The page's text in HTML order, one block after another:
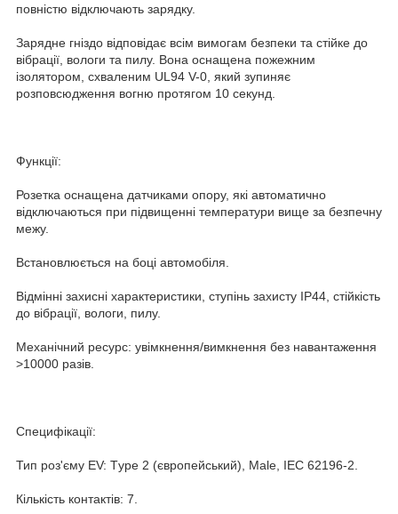
повністю відключають зарядку.
Зарядне гніздо відповідає всім вимогам безпеки та стійке до
вібрації, вологи та пилу. Вона оснащена пожежним
ізолятором, схваленим UL94 V-0, який зупиняє
розповсюдження вогню протягом 10 секунд.
Функції:
Розетка оснащена датчиками опору, які автоматично
відключаються при підвищенні температури вище за безпечну
межу.
Встановлюється на боці автомобіля.
Відмінні захисні характеристики, ступінь захисту IP44, стійкість
до вібрації, вологи, пилу.
Механічний ресурс: увімкнення/вимкнення без навантаження
>10000 разів.
Специфікації:
Тип роз'єму EV: Тype 2 (європейський), Male, IEC 62196-2.
Кількість контактів: 7.